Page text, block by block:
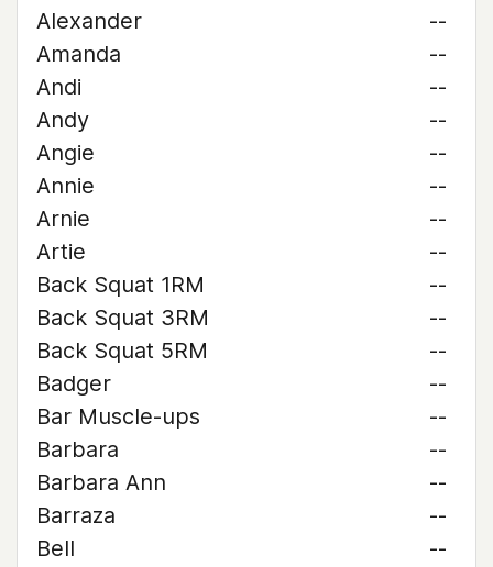
Alexander
--
Amanda
--
Andi
--
Andy
--
Angie
--
Annie
--
Arnie
--
Artie
--
Back Squat 1RM
--
Back Squat 3RM
--
Back Squat 5RM
--
Badger
--
Bar Muscle-ups
--
Barbara
--
Barbara Ann
--
Barraza
--
Bell
--